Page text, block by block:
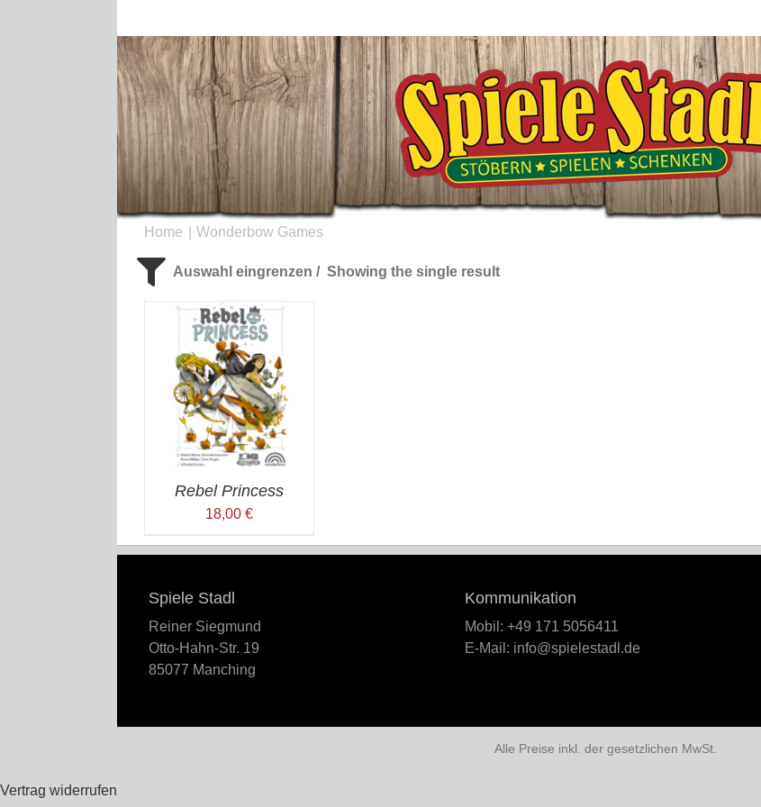
Home Wonderbow Games
Auswahl eingrenzen Showing the single result
Spieleranzahl
Rebel Princess
18,00 €
Spiele Stadl
Reiner Siegmund
Otto-Hahn-Str. 19
85077 Manching
Kommunikation
Mobil: +49 171 5056411
E-Mail: info@spielestadl.de
Alle Preise inkl. der gesetzlichen MwSt.
Vertrag widerrufen